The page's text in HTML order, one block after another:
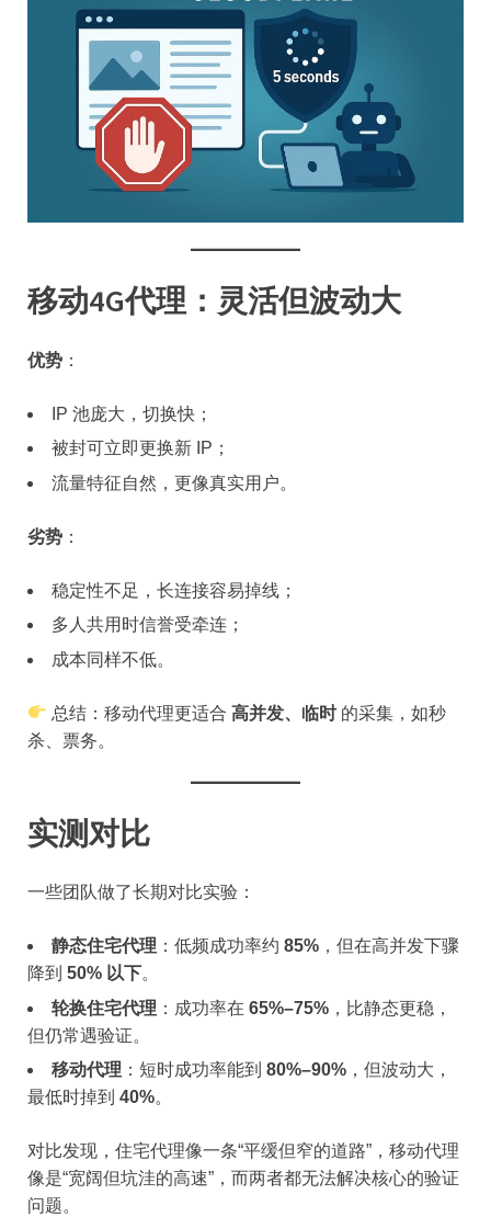
移动4G代理：灵活但波动大
优势 ：
IP 池庞大，切换快；
被封可立即更换新 IP；
流量特征自然，更像真实用户。
劣势 ：
稳定性不足，长连接容易掉线；
多人共用时信誉受牵连；
成本同样不低。
总结：移动代理更适合高并发、临时的采集，如秒
杀、票务。
实测对比
一些团队做了长期对比实验：
静态住宅代理 ：低频成功率约 85% ，但在高并发下骤
降到 50% 以下。
轮换住宅代理 ：成功率在 65%–75% ，比静态更稳，
但仍常遇验证。
移动代理 ：短时成功率能到 80%–90% ，但波动大，
最低时掉到 40%。
对比发现，住宅代理像一条“平缓但窄的道路”，移动代理
像是“宽阔但坑洼的高速”，而两者都无法解决核心的验证
问题。